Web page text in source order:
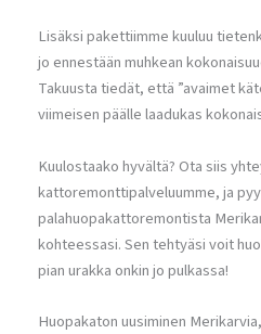
Lisäksi pakettiimme kuuluu
jo ennestään muhkean
Takuusta tiedät, että ”avaimet
viimeisen päälle laadukas
Kuulostaako hyvältä? Ota siis
kattoremonttipalveluumme, ja
palahuopakattoremontista
kohteessasi. Sen tehtyäsi voit
pian urakka onkin jo pulkassa!
Huopakaton uusiminen